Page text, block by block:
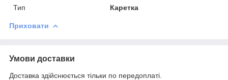
Тип
Каретка
Приховати
Умови доставки
Доставка здійснюється тільки по передоплаті.